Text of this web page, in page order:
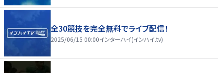
全30競技を完全無料でライブ配信！
2025/06/15 00:00インターハイ(インハイ.tv)